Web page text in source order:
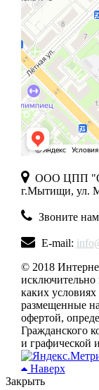
ООО ЦПП
г.Мытищи, ул.
Звоните
E-mail:
© 2018
каких
размещенные
офертой,
Гражданского
и графической
Наверх
Закрыть